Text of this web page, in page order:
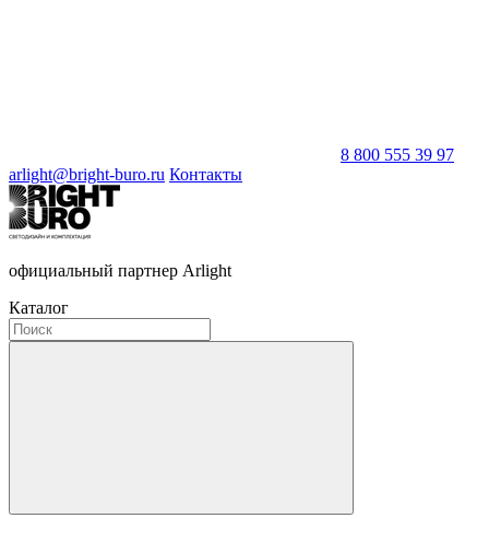
8 800 555 39 97
arlight@bright-buro.ru Контакты
официальный партнер Arlight
Каталог